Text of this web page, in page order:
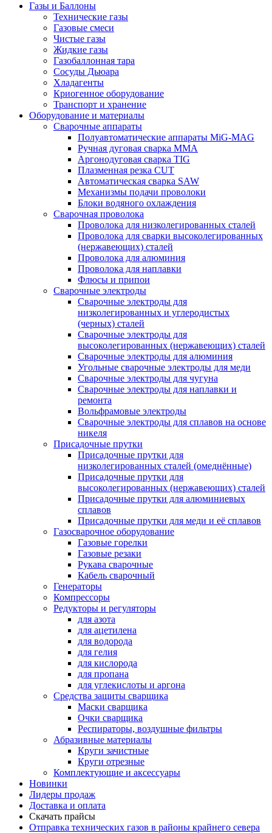
Газы и Баллоны
Технические газы
Газовые смеси
Чистые газы
Жидкие газы
Газобаллонная тара
Сосуды Дьюара
Хладагенты
Криогенное оборудование
Транспорт и хранение
Оборудование и материалы
Сварочные аппараты
Полуавтоматические аппараты MiG-MAG
Ручная дуговая сварка MMA
Аргонодуговая сварка TIG
Плазменная резка CUT
Автоматическая сварка SAW
Механизмы подачи проволоки
Блоки водяного охлаждения
Сварочная проволока
Проволока для низколегированных сталей
Проволока для сварки высоколегированных
(нержавеющих) сталей
Проволока для алюминия
Проволока для наплавки
Флюсы и припои
Сварочные электроды
Сварочные электроды для
низколегированных и углеродистых
(черных) сталей
Сварочные электроды для
высоколегированных (нержавеющих) сталей
Сварочные электроды для алюминия
Угольные сварочные электроды для меди
Сварочные электроды для чугуна
Сварочные электроды для наплавки и
ремонта
Вольфрамовые электроды
Сварочные электроды для сплавов на основе
никеля
Присадочные прутки
Присадочные прутки для
низколегированных сталей (омеднённые)
Присадочные прутки для
высоколегированных (нержавеющих) сталей
Присадочные прутки для алюминиевых
сплавов
Присадочные прутки для меди и её сплавов
Газосварочное оборудование
Газовые горелки
Газовые резаки
Рукава сварочные
Кабель сварочный
Генераторы
Компрессоры
Редукторы и регуляторы
для азота
для ацетилена
для водорода
для гелия
для кислорода
для пропана
для углекислоты и аргона
Средства защиты сварщика
Маски сварщика
Очки сварщика
Респираторы, воздушные фильтры
Абразивные материалы
Круги зачистные
Круги отрезные
Комплектующие и аксессуары
Новинки
Лидеры продаж
Доставка и оплата
Скачать прайсы
Отправка технических газов в районы крайнего севера